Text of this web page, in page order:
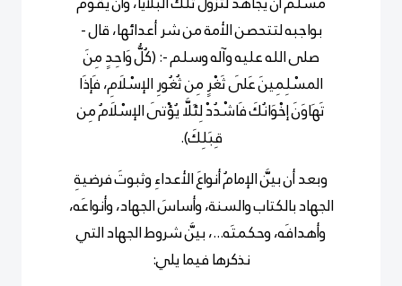
بواجبه لتتحصن الأمة من شر أعدائها، قال-
صلى الله عليه وآله وسلم -: (كُلُّ وَاحِدٍ مِنَ
المسْلِمِينَ عَلَى ثَغْرٍ مِن ثُغُورِ الإسْلَامِ، فَإذَا
تَهَاوَنَ إخْوَانُكَ فَاشْدُدْ لِئَلَّا يُؤْتَى الإسْلَامُ مِن
قِبَلِكَ).
وبعد أن بيَّن الإمامُ أنواعَ الأعداءِ وثبوتَ فرضيةِ
الجهاد بالكتاب والسنة، وأساسَ الجهاد، وأنواعَه،
وأهدافَه، وحكمتَه...، بيَّن شروط الجهاد التي
نذكرها فيما يلي: